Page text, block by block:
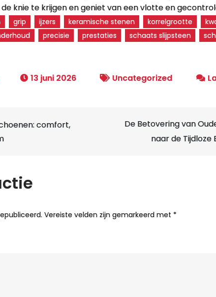
knie te krijgen en geniet van een vlotte en
grip ijzers keramische stenen korrelgrootte
precisie prestaties schaats slijpsteen
13 juni 2026 Uncategorized
comfort,
De Betovering van
naar de Tijdloze
Vereiste velden zijn gemarkeerd met *